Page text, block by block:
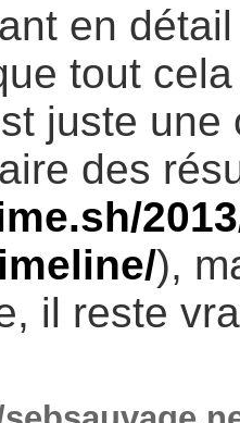
en
tout
juste une
des
),
il reste